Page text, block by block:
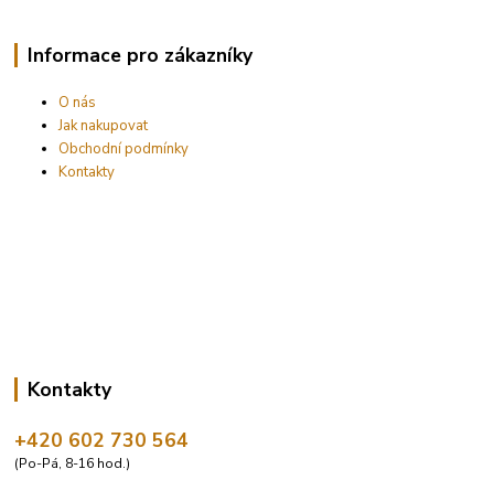
Informace pro zákazníky
O nás
Jak nakupovat
Obchodní podmínky
Kontakty
Kontakty
+420 602 730 564
(Po-Pá, 8-16 hod.)